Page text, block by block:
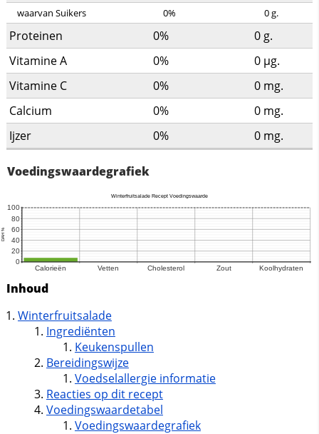
waarvan Suikers
0% 0g.
Proteinen 0% 0g.
Vitamine A
0% 0 µg.
Vitamine C
0% 0 mg.
Calcium
0% 0 mg.
Ijzer
0% 0 mg.
Voedingswaardegrafiek
Inhoud
Winterfruitsalade
Ingrediënten
Keukenspullen
Bereidingswijze
Voedselallergie informatie
Reacties op dit recept
Voedingswaardetabel
Voedingswaardegrafiek